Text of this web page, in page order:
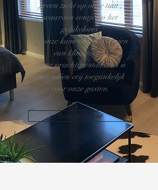
geven zicht op onze tuin ,
waarvan eentje op het
gelijkvloers.
Al onze kamers zijn voorzien
van klimatisatie.
Onze prachtige stadstuin is
bovendien vrij toegankelijk
voor onze gasten.
Boek een kamer